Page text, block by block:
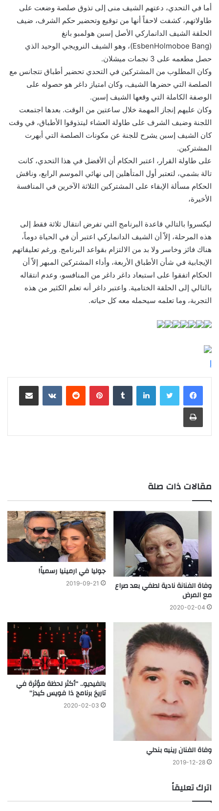
أما في التحدي، دعتهم الشيف منى إلى تذوق صلصة وضعت على
طاولاتهم، كشفت لاحقاً أنها من توقيع وتحضير حكم الشرف، ضيف
الحلقة الشيف الدانماركي الأصل ​إسبن هولمبو بانغ​
(EsbenHolmoboe Bang)، وهو الشيف النرويجي الوحيد الذي
حصل مطعمه على 3 نجمات ميشلان.
وكان المطلوب من المشتركين في التحدي تحضير أطباق تتجانس مع
الصلصة التي حضرها الشيف، وكان امتياز داغر هو حصوله على
الوصفة الكاملة التي وقعها الشيف إسبن.
وكان عليهم إنجاز المهمة خلال ساعتين من الوقت. بعدها اجتمعت
اللجنة وضيف الشرف على طاولة العشاء ليتذوقوا الأطباق، في وقت
كان الشيف إسبن يشرح للجنة عن مكونات الصلصة التي أبهرت
المشتركين.
على طاولة القرار، اعتبر الحكام أن الأفضل في هذا التحدي، كانت
تالة بشمي، لتعتبر أول المتأهلين إلى نهائي الموسم الرابع، وناقش
الحكام مسألة الإبقاء على المشتركين الثلاثة الآخرين في المنافسة
الأخيرة،
ليكسروا بالتالي قاعدة البرنامج التي تفرض انتقال ثلاثة فقط إلى
هذه المرحلة، إلاّ أن الشيف الدانماركي اعتبر أن في الحياة دوماً،
هناك فائز وخاسر ولا بد من الالتزام بقواعد البرنامج. ورغم تعليقاتهم
الإيجابية في شأن الأطباق الأربعة، وأداء المشتركين المبهر إلاّ أن
الحكام اتفقوا على استبعاد داغر داغر من المنافسو، وعدم انتقاله
بالتالي إلى الحلقة الختامية. واعتبر داغر أنه تعلم الكثير من هذه
التجربة، وما تعلمه سيحمله معه كل حياته.
إ
لينكدإن بينتيريست
مقالات ذات صلة
وفاة الفنانة نادية لطفي بعد صراع
مع المرض
2020-02-04
جوليا في ارمينيا رسمياً!
2019-09-21
وفاة الفنان رينيه بندلي
2019-12-28
بالفيديو.. “أكثر لحظة مؤثرة في
تاريخ برنامج ذا فويس كيدز”
2020-02-03
اترك تعليقاً